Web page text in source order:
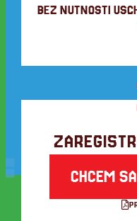
BEZ NUTNOSTI
CHCEM